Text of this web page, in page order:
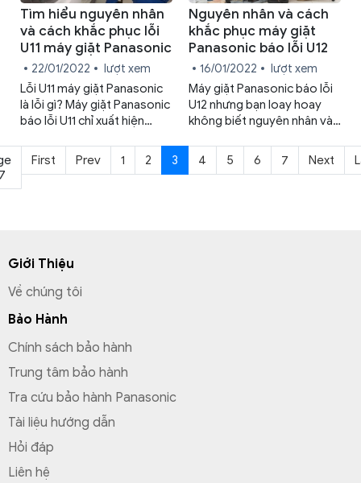
Tìm hiểu nguyên nhân
và cách khắc phục lỗi
U11 máy giặt Panasonic
22/01/2022
lượt xem
Lỗi U11 máy giặt Panasonic
là lỗi gì? Máy giặt Panasonic
báo lỗi U11 chỉ xuất hiện
khi giặt. Vì lý do nào đó mà
máy giặt Panasonic sau khi
Nguyên nhân và cách
khắc phục máy giặt
Panasonic báo lỗi U12
16/01/2022
lượt xem
Máy giặt Panasonic báo lỗi
U12 nhưng bạn loay hoay
không biết nguyên nhân và
không quá phức tạp nhưng
bạn cần biết quy trình kiểm
First Prev 1 2 3 4 5 6 7 Next
Giới Thiệu
Về chúng tôi
Bảo Hành
Chính sách bảo hành
Trung tâm bảo hành
Tra cứu bảo hành Panasonic
Tài liệu hướng dẫn
Hỏi đáp
Liên hệ